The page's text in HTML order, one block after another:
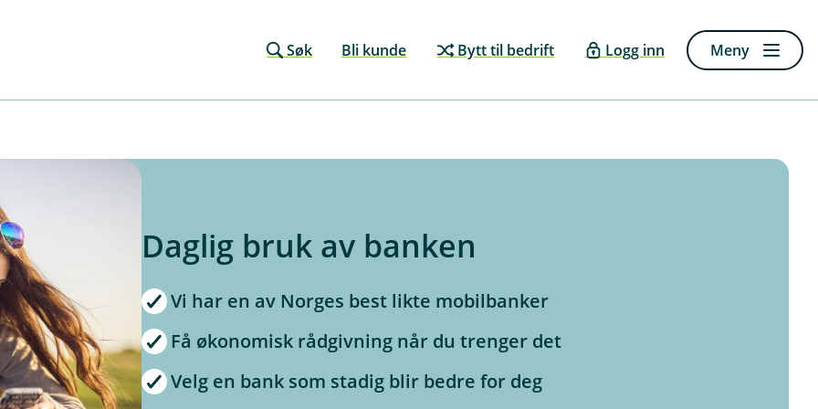
Søk Bli kunde Bytt til bedrift Logg inn Meny
Daglig bruk av banken
Vi har en av Norges best likte mobilbanker
Få økonomisk rådgivning når du trenger det
Velg en bank som stadig blir bedre for deg